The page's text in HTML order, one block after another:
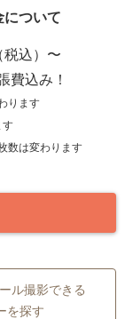
について
税込）〜
費込み！
ります
す
数は変わります
ル撮影できる
を探す